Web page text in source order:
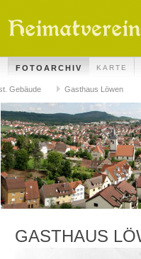
FOTOARCHIV KARTE
Gebäude Gasthaus Löwen
GASTHAUS